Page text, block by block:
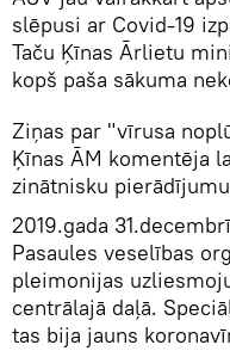
slēpusi ar Covid-19
Taču Ķīnas Ārlietu
kopš paša sākuma
Ziņas par "vīrusa
Ķīnas ĀM komentēja
zinātnisku
2019.gada
Pasaules veselības
pleimonijas
centrālajā daļā.
tas bija jauns